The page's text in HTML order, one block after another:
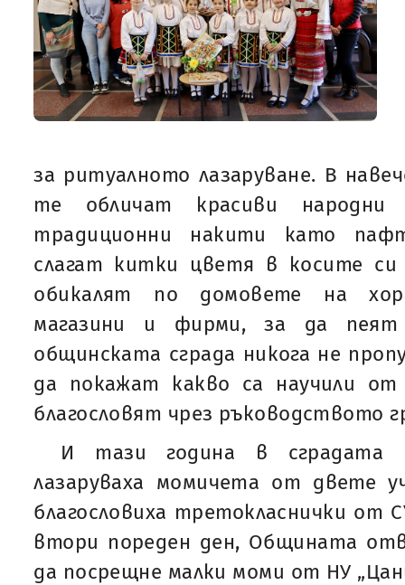
за ритуалното лазаруване. В
те обличат красиви
традиционни накити като
слагат китки цветя в косите
обикалят по домовете на
магазини и фирми, за да
общинската сграда никога не
да покажат какво са научили
благословят чрез ръководството
И тази година в сградата
лазаруваха момичета от двете
благословиха третокласнички от
втори пореден ден, Общината
да посрещне малки моми от НУ